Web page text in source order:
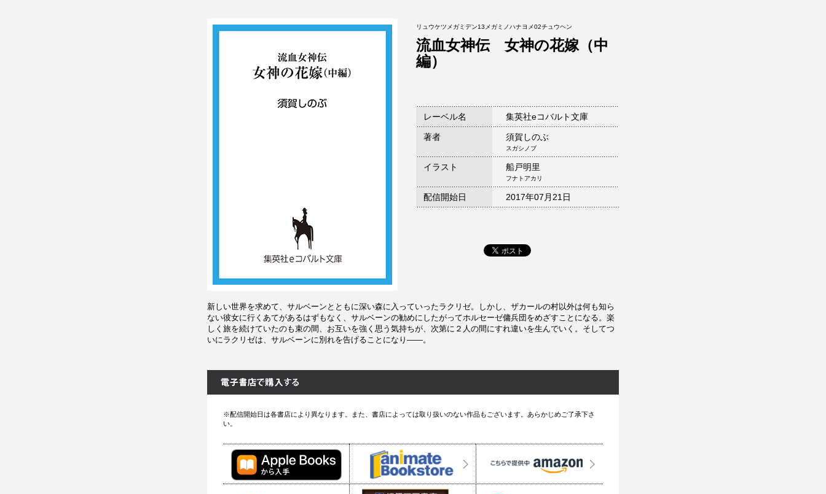
リュウケツメガミデン13メガミノハナヨメ02チュウヘン
流血女神伝 女神の花嫁（中
編）
レーベル名 集英社eコバルト文庫
著者 須賀しのぶ
スガシノブ
イラスト 船戸明里
フナトアカリ
配信開始日 2017年07月21日
新しい世界を求めて、サルベーンとともに深い森に入っていったラクリゼ。しかし、ザカールの村以外は何も知ら
ない彼女に行くあてがあるはずもなく、サルベーンの勧めにしたがってホルセーゼ傭兵団をめざすことになる。楽
しく旅を続けていたのも束の間、お互いを強く思う気持ちが、次第に２人の間にすれ違いを生んでいく。そしてつ
いにラクリゼは、サルベーンに別れを告げることになり――。
※配信開始日は各書店により異なります。また、書店によっては取り扱いのない作品もございます。あらかじめご了承下さ
い。